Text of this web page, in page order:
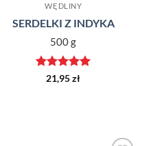
WĘDLINY
SERDELKI Z INDYKA
500 g
Oceniono
21,95zł